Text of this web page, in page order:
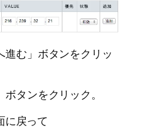
む」ボタンをクリッ
タンをクリック。
に戻って